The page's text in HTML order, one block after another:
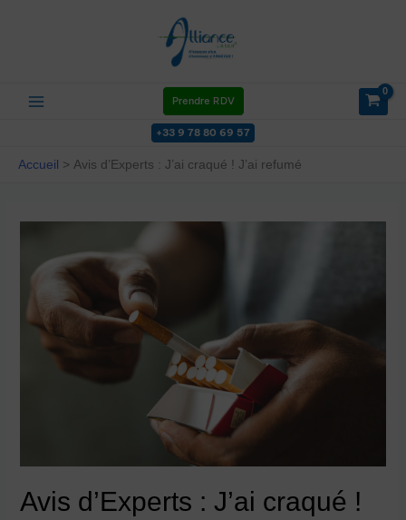
Prendre RDV
+33 9 78 80 69 57
Accueil Avis d’Experts : J’ai craqué ! J’ai refumé
Avis d’Experts : J’ai craqué !
d’Experts